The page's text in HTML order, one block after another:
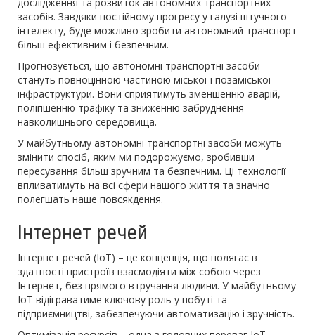
засобів. Завдяки постійному прогресу у галузі штучного
інтелекту, буде можливо зробити автономний транспорт
більш ефективним і безпечним.
Прогнозується, що автономні транспортні засоби
стануть повноцінною частиною міської і позаміської
інфраструктури. Вони сприятимуть зменшенню аварій,
поліпшенню трафіку та зниженню забруднення
навколишнього середовища.
У майбутньому автономні транспортні засоби можуть
змінити спосіб, яким ми подорожуємо, зробивши
пересування більш зручним та безпечним. Ці технології
впливатимуть на всі сфери нашого життя та значно
полегшать наше повсякдення.
Інтернет речей
Інтернет речей (IoT) – це концепція, що полягає в
здатності пристроїв взаємодіяти між собою через
Інтернет, без прямого втручання людини. У майбутньому
IoT відіграватиме ключову роль у побуті та
підприємництві, забезпечуючи автоматизацію і зручність.